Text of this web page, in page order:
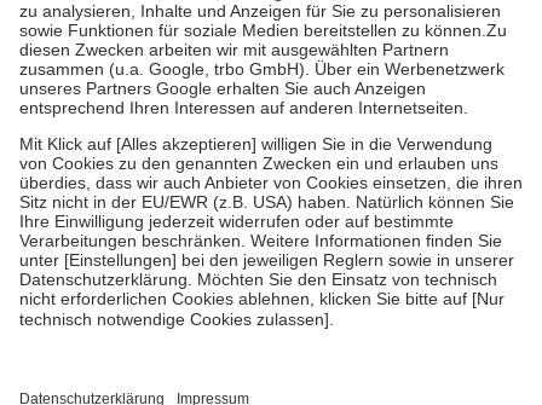
höchstens zehn Euro.Es sind jedoch nie mehr als die tatsächlichen
Kosten der Leistung zu entrichten.
Diese Regeln gelten grundsätzlich auch für Online-Apotheken.
Bei Heilmitteln und häuslicher Krankenpflege beträgt die
Zuzahlung zehn Prozent der Kosten sowie zehn Euro je
Verordnung.
Um das Engagement der Versicherten für ihre eigene Gesundheit zu
stärken und die besondere Stellung der Familie zu unterstützen,
fallenkeine Zuzahlungenan bei:
• Kindern und Jugendlichen bis zum vollendeten 18. Lebensjahr
mit Ausnahme der Fahrkosten
• Untersuchungen zur Vorsorge und Früherkennung, die von der
GKV getragen werden